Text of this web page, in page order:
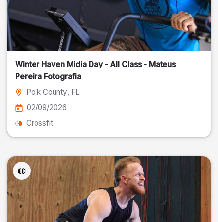
Winter Haven Midia Day - All Class - Mateus
Pereira Fotografia
Polk County, FL
02/09/2026
Crossfit